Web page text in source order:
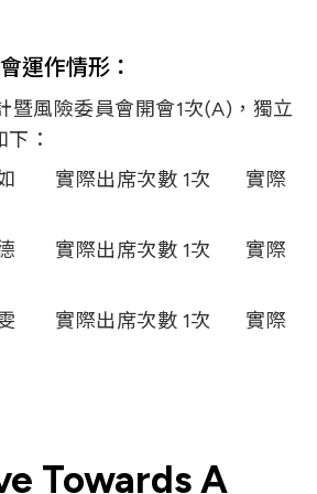
運作情形：
暨風險委員會開會1次(A)，獨立
：
如 實際出席次數 1次 實際
德 實際出席次數 1次 實際
雯 實際出席次數 1次 實際
Towards A